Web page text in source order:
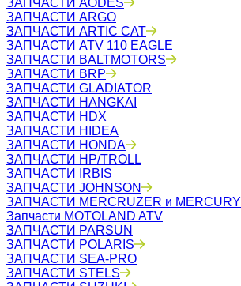
ЗАПЧАСТИ AODES
ЗАПЧАСТИ ARGO
ЗАПЧАСТИ ARTIC CAT
ЗАПЧАСТИ ATV 110 EAGLE
ЗАПЧАСТИ BALTMOTORS
ЗАПЧАСТИ BRP
ЗАПЧАСТИ GLADIATOR
ЗАПЧАСТИ HANGKAI
ЗАПЧАСТИ HDX
ЗАПЧАСТИ HIDEA
ЗАПЧАСТИ HONDA
ЗАПЧАСТИ HP/TROLL
ЗАПЧАСТИ IRBIS
ЗАПЧАСТИ JOHNSON
ЗАПЧАСТИ MERCRUZER и MERCURY
Запчасти MOTOLAND ATV
ЗАПЧАСТИ PARSUN
ЗАПЧАСТИ POLARIS
ЗАПЧАСТИ SEA-PRO
ЗАПЧАСТИ STELS